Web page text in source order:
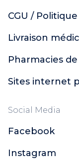
CGU /
Livraison
Pharmacies
Sites internet
Social Media
Facebook
Instagram